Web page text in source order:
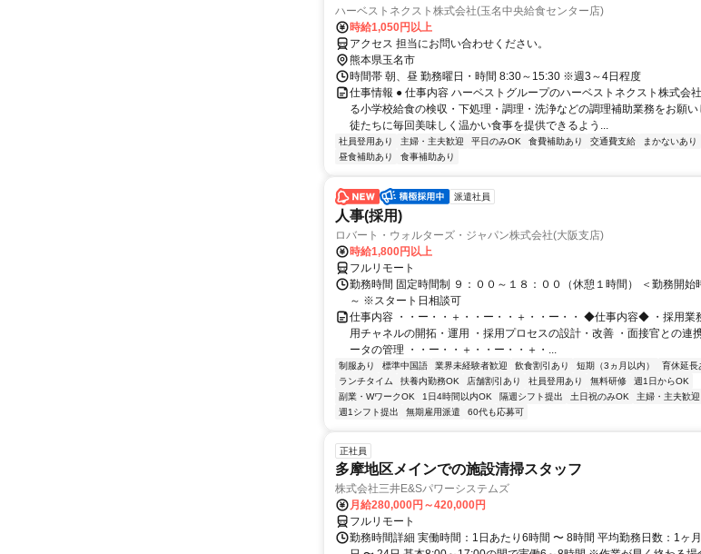
ハーベストネクスト株式会社(玉名中央給食センター店)
時給1,050円以上
アクセス 担当にお問い合わせください。
熊本県玉名市
時間帯 朝、昼 勤務曜日・時間 8:30～15:30 ※週3～4日程度
仕事情報 ● 仕事内容 ハーベストグループのハーベストネクスト株式会
る小学校給食の検収・下処理・調理・洗浄などの調理補助業務をお願い
徒たちに毎回美味しく温かい食事を提供できるよう...
社員登用あり 主婦・主夫歓迎 平日のみOK 食費補助あり 交通費支給 まかないあり
昼食補助あり
食事補助あり
派遣社員
人事(採用)
ロバート・ウォルターズ・ジャパン株式会社(大阪支店)
時給1,800円以上
フルリモート
勤務時間 固定時間制 ９：００～１８：００（休憩１時間） ＜勤務開始
～ ※スタート日相談可
仕事内容 ・・ー・・＋・・ー・・＋・・ー・・ ◆仕事内容◆ ・採用業
用チャネルの開拓・運用 ・採用プロセスの設計・改善 ・面接官との連
ータの管理 ・・ー・・＋・・ー・・＋・...
制服あり 標準中国語 業界未経験者歓迎 飲食割引あり 短期（3ヵ月以内）
育休延長
ランチタイム
扶養内勤務OK 店舗割引あり 社員登用あり 無料研修
週1日からOK
副業・WワークOK
1日4時間以内OK 隔週シフト提出 土日祝のみOK
主婦・主夫歓迎
週1シフト提出
無期雇用派遣 60代も応募可
正社員
多摩地区メインでの施設清掃スタッフ
株式会社三井E&Sパワーシステムズ
月給280,000円～420,000円
フルリモート
勤務時間詳細 実働時間：1日あたり6時間 〜 8時間 平均勤務日数：1ヶ